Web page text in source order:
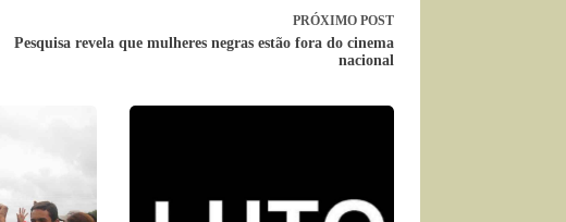
PRÓXIMO POST
Pesquisa revela que mulheres negras estão fora do cinema
nacional